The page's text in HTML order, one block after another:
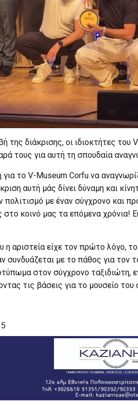
της διάκρισης, οι ιδιοκτήτες του
τους για αυτή τη σπουδαία
για το V-Museum Corfu να
αυτή μάς δίνει δύναμη και
πολιτισμό με έναν σύγχρονο και
στο κοινό μας τα επόμενα χρόνια!
η αριστεία είχε τον πρώτο λόγο,
συνδυάζεται με το πάθος για τον
στον σύγχρονο ταξιδιώτη,
τις βάσεις για το μουσείο του